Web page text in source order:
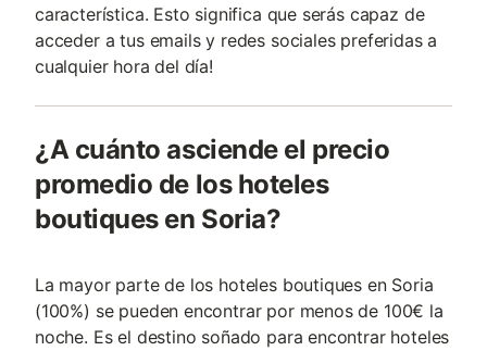
característica. Esto significa que serás capaz de
acceder a tus emails y redes sociales preferidas a
cualquier hora del día!
¿A cuánto asciende el precio
promedio de los hoteles
boutiques en Soria?
La mayor parte de los hoteles boutiques en Soria
(100%) se pueden encontrar por menos de 100€ la
noche. Es el destino soñado para encontrar hoteles